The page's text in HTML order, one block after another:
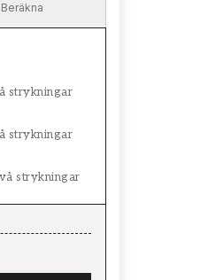
Beräkna
strykningar
strykningar
strykningar